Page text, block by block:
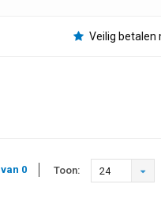
Veilig betalen
0 Toon: 24